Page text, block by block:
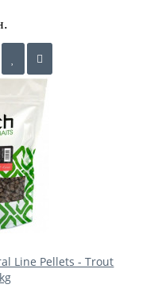
Line Pellets - Trout